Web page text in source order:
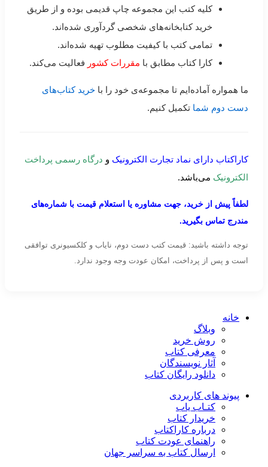
کلیه کتب این مجموعه چاپ قدیمی بوده و از طریق
خرید کتابخانه‌های شخصی گردآوری شده‌اند.
تمامی کتب با کیفیت مطلوب تهیه شده‌اند.
کارا کتاب مطابق با مقررات کشور فعالیت می‌کند.
ما همواره آماده‌ایم تا مجموعه‌ی خود را با خرید کتاب‌های
دست دوم شما تکمیل کنیم.
کاراکتاب دارای نماد تجارت الکترونیک و درگاه رسمی پرداخت
الکترونیک می‌باشد.
لطفاً پیش از خرید، جهت مشاوره یا استعلام قیمت با شماره‌های
مندرج تماس بگیرید.
توجه داشته باشید: قیمت کتب دست دوم، نایاب و کلکسیونری توافقی
است و پس از پرداخت، امکان عودت وجه وجود ندارد.
خانه
وبلاگ
روش خرید
معرفی کتاب
آثار نویسندگان
دانلود رایگان کتاب
پیوند های کاربردی
کتـاب یاب
خریدار کتاب
درباره کاراکتاب
راهنمای عودت کتاب
ارسال کتاب به سراسر جهان